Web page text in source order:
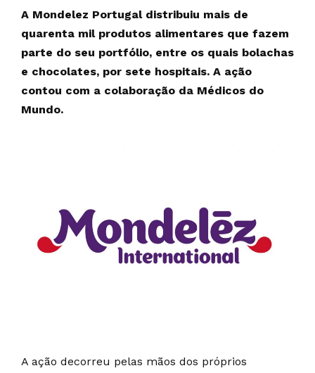
A Mondelez Portugal distribuiu mais de
quarenta mil produtos alimentares que fazem
parte do seu portfólio, entre os quais bolachas
e chocolates, por sete hospitais. A ação
contou com a colaboração da Médicos do
Mundo.
A ação decorreu pelas mãos dos próprios